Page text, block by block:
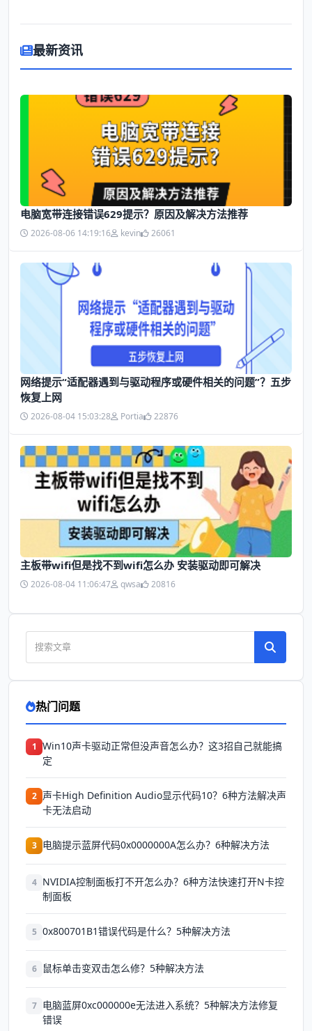
最新资讯
电脑宽带连接错误629提示？原因及解决方法推荐
2026-08-06 14:19:16 kevin 26061
网络提示“适配器遇到与驱动程序或硬件相关的问题”？五步
恢复上网
2026-08-04 15:03:28 Portia 22876
主板带wifi但是找不到wifi怎么办 安装驱动即可解决
2026-08-04 11:06:47 qwsa 20816
热门问题
1 Win10声卡驱动正常但没声音怎么办？这3招自己就能搞
定
2 声卡High Definition Audio显示代码10？6种方法解决声
卡无法启动
3 电脑提示蓝屏代码0x0000000A怎么办？6种解决方法
4 NVIDIA控制面板打不开怎么办？6种方法快速打开N卡控
制面板
5 0x800701B1错误代码是什么？5种解决方法
6 鼠标单击变双击怎么修？5种解决方法
7 电脑蓝屏0xc000000e无法进入系统？5种解决方法修复
错误